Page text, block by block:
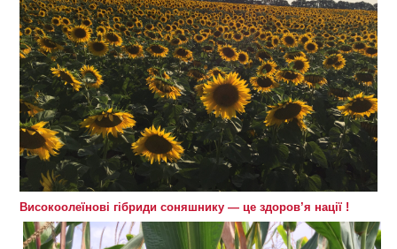
Високоолеїнові гібриди соняшнику — це здоров’я нації !